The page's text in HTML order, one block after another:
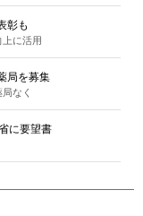
彰も
に活用
局を募集
なく
に要望書